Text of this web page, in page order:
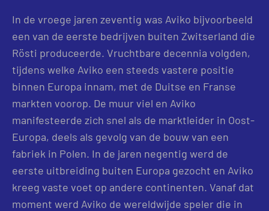
In de vroege jaren zeventig was Aviko bijvoorbeeld
een van de eerste bedrijven buiten Zwitserland die
Rösti produceerde. Vruchtbare decennia volgden,
tijdens welke Aviko een steeds vastere positie
binnen Europa innam, met de Duitse en Franse
markten voorop. De muur viel en Aviko
manifesteerde zich snel als de marktleider in Oost-
Europa, deels als gevolg van de bouw van een
fabriek in Polen. In de jaren negentig werd de
eerste uitbreiding buiten Europa gezocht en Aviko
kreeg vaste voet op andere continenten. Vanaf dat
moment werd Aviko de wereldwijde speler die in